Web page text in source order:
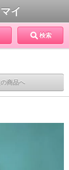
イ
検索
商品へ